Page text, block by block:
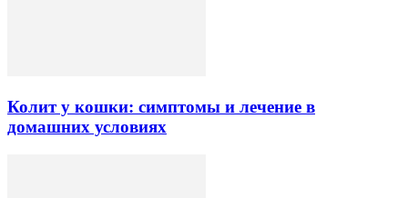
Колит у кошки: симптомы и лечение в
домашних условиях